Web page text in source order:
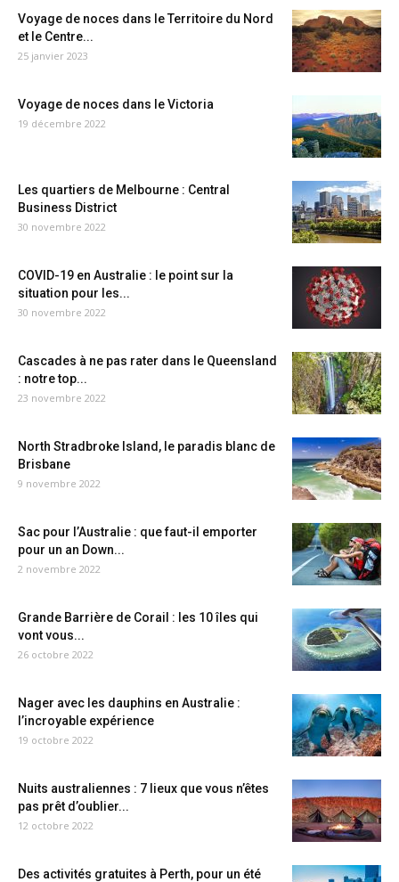
Voyage de noces dans le Territoire du Nord
et le Centre...
25 janvier 2023
Voyage de noces dans le Victoria
19 décembre 2022
Les quartiers de Melbourne : Central
Business District
30 novembre 2022
COVID-19 en Australie : le point sur la
situation pour les...
30 novembre 2022
Cascades à ne pas rater dans le Queensland
: notre top...
23 novembre 2022
North Stradbroke Island, le paradis blanc de
Brisbane
9 novembre 2022
Sac pour l’Australie : que faut-il emporter
pour un an Down...
2 novembre 2022
Grande Barrière de Corail : les 10 îles qui
vont vous...
26 octobre 2022
Nager avec les dauphins en Australie :
l’incroyable expérience
19 octobre 2022
Nuits australiennes : 7 lieux que vous n’êtes
pas prêt d’oublier...
12 octobre 2022
Des activités gratuites à Perth, pour un été